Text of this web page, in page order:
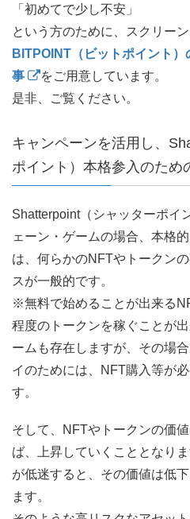
「初めてで少し不安」
という方のために、スクリーン
BITPOINT（ビットポイント
事
をご用意しています。
是非、ご覧ください。
キャンペーンを活用し、
ポイント）本格参入のため
Shatterpoint（シャッターポイ
ェーン・ゲームの場合、本格
は、何らかのNFTやトークン
スが一般的です。
※無料で始めることが出来る
程度のトークンを稼ぐことが
ームも存在しますが、その場
イのためには、NFT購入等が
す。
そして、NFTやトークンの価
ば、上昇していくこととなり
が低迷すると、その価値は低
ます。